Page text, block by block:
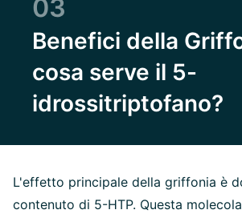
03
Benefici della
cosa serve il 5-
idrossitriptofano?
L'effetto principale della griffonia è
contenuto di 5-HTP. Questa